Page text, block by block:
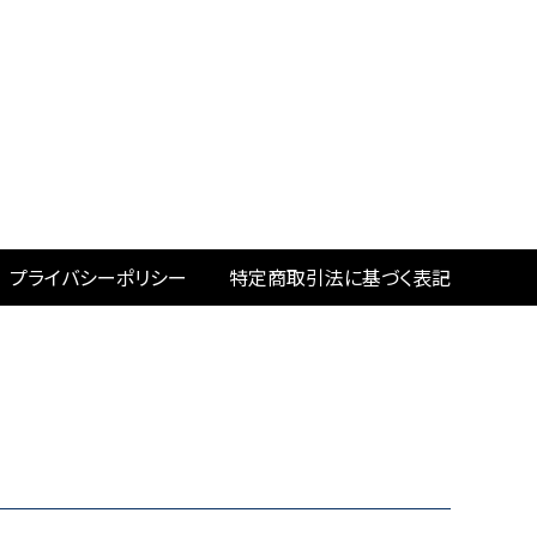
プライバシーポリシー 特定商取引法に基づく表記